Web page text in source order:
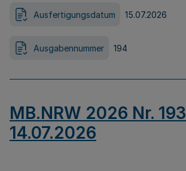
Ausfertigungsdatum 15.07.2026
Ausgabennummer 194
MB.NRW 2026 Nr.
14.07.2026